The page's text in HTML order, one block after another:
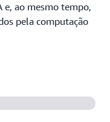
e, ao mesmo tempo,
pela computação